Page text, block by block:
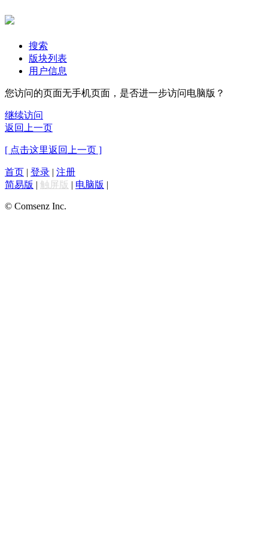
搜索
版块列表
用户信息
您访问的页面无手机页面，是否进一步访问电脑版？
继续访问
返回上一页
[ 点击这里返回上一页 ]
首页 | 登录 | 注册
简易版 | 触屏版 | 电脑版 |
© Comsenz Inc.